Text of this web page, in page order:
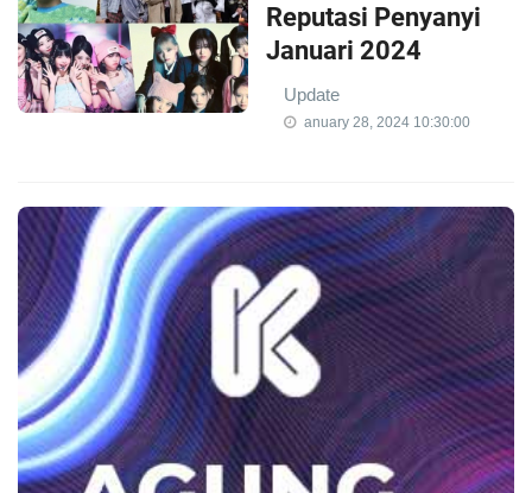
Reputasi Penyanyi
Januari 2024
Update
anuary 28, 2024 10:30:00